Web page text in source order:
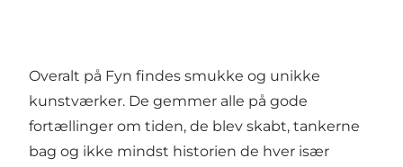
Overalt på Fyn findes smukke og unikke
kunstværker. De gemmer alle på gode
fortællinger om tiden, de blev skabt, tankerne
bag og ikke mindst historien de hver især